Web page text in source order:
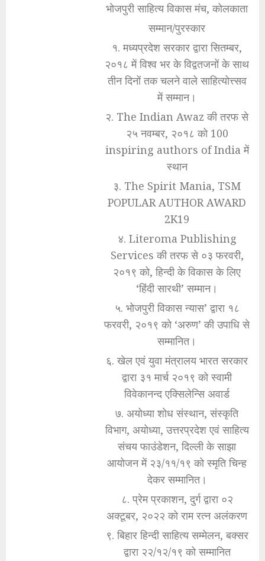
भोजपुरी साहित्य विकास मंच, कोलकाता
सम्मान/पुरस्कार
१. मध्यप्रदेश सरकार द्वारा सितम्बर,
२०१८ में विश्व भर के विद्वतजनों के साथ
तीन दिनों तक चलने वाले साहित्योत्त्सव
में सम्मान।
२. The Indian Awaz की तरफ से
२५ नवम्बर, २०१८ को 100
inspiring authors of India में
स्थान
३. The Spirit Mania, TSM
POPULAR AUTHOR AWARD
2K19
४. Literoma Publishing
Services की तरफ से ०३ फरवरी,
२०१९ को, हिन्दी के विकास के लिए
‘हिंदी सारथी’ सम्मान।
५. भोजपुरी विकास न्यास’ द्वारा १८
फरवरी, २०१९ को ‘अरुण’ की उपाधि से
सम्मानित।
६. खेल एवं युवा मंत्रालय भारत सरकार
द्वारा ३१ मार्च २०१९ को स्वामी
विवेकानन्द एक्सिलेन्सि अवार्ड
७. अयोध्या शोध संस्थान, संस्कृति
विभाग, अयोध्या, उत्तरप्रदेश एवं साहित्य
संचय फाउंडेशन, दिल्ली के साझा
आयोजन में २३/११/१९ को स्मृति चिन्ह
देकर सम्मानित।
८. प्रेम प्रकाशन, दुर्ग द्वारा ०२
अक्टूबर, २०२२ को राम रत्न अलंकरण
९. बिहार हिन्दी साहित्य सम्मेलन, बक्सर
द्वारा २२/१२/१९ को सम्मानित